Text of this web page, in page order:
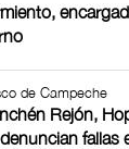
de Campeche
Rejón,
fallas